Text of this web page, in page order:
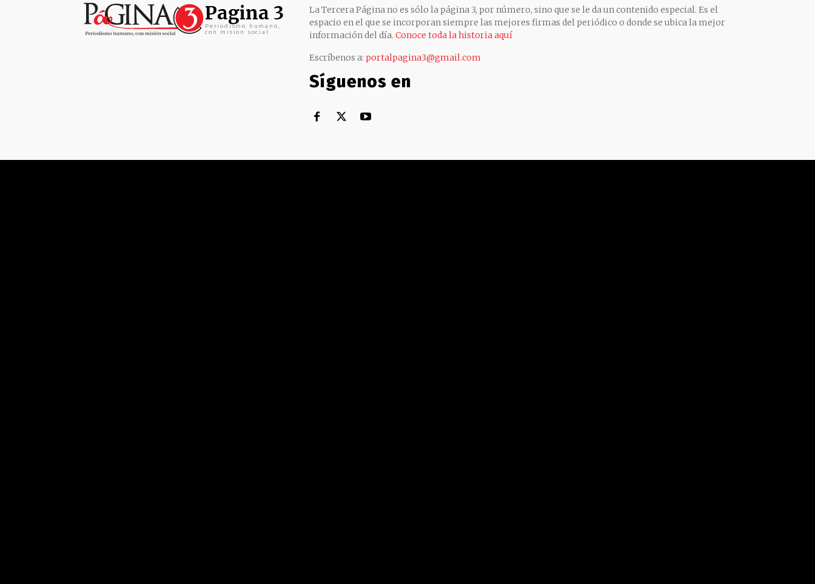
Pagina 3
Periodismo humano,
con mision social
La Tercera Página no es sólo la página 3, por número, sino que se le da un contenido especial. Es el
espacio en el que se incorporan siempre las mejores firmas del periódico o donde se ubica la mejor
información del día. Conoce toda la historia aquí
Escríbenos a: portalpagina3@gmail.com
Síguenos en